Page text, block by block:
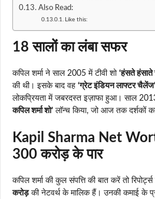
Also Read:
Like this:
18 सालों का लंबा सफर
कपिल शर्मा ने साल 2005 में टीवी शो ‘हंसते हंसाते
की थी। इसके बाद वह ‘ग्रेट इंडियन लाफ्टर चैलेंज’
लोकप्रियता में जबरदस्त इज़ाफा हुआ। साल
कपिल शर्मा शो’ लॉन्च किया, जो आज तक दर्शकों
Kapil Sharma Net
300 करोड़ के पार
कपिल शर्मा की कुल संपत्ति की बात करें तो
करोड़की नेटवर्थ के मालिक हैं। उनकी कमाई के